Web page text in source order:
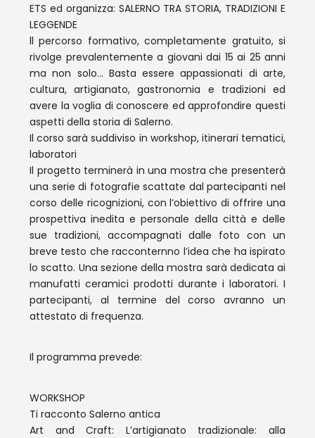
ETS ed organizza: SALERNO TRA STORIA, TRADIZIONI E
LEGGENDE
ll percorso formativo, completamente gratuito, si
rivolge prevalentemente a giovani dai 15 ai 25 anni
ma non solo… Basta essere appassionati di arte,
cultura, artigianato, gastronomia e tradizioni ed
avere la voglia di conoscere ed approfondire questi
aspetti della storia di Salerno.
Il corso sarà suddiviso in workshop, itinerari tematici,
laboratori
Il progetto terminerà in una mostra che presenterà
una serie di fotografie scattate dal partecipanti nel
corso delle ricognizioni, con l’obiettivo di offrire una
prospettiva inedita e personale della città e delle
sue tradizioni, accompagnati dalle foto con un
breve testo che racconternno l’idea che ha ispirato
lo scatto. Una sezione della mostra sarà dedicata ai
manufatti ceramici prodotti durante i laboratori. I
partecipanti, al termine del corso avranno un
attestato di frequenza.
Il programma prevede:
WORKSHOP
Ti racconto Salerno antica
Art and Craft: L’artigianato tradizionale: alla